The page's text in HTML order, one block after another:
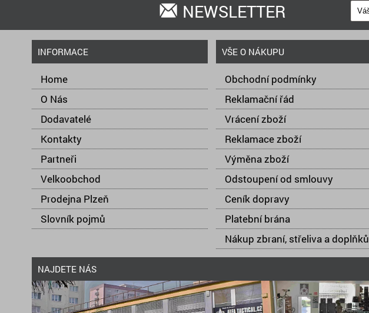
NEWSLETTER
INFORMACE
Home
O Nás
Dodavatelé
Kontakty
Partneři
Velkoobchod
Prodejna Plzeň
Slovník pojmů
VŠE O NÁKUPU
Obchodní podmínky
Reklamační řád
Vrácení zboží
Reklamace zboží
Výměna zboží
Odstoupení od smlouvy
Ceník dopravy
Platební brána
Nákup zbraní, střeliva a doplňků
NAJDETE NÁS